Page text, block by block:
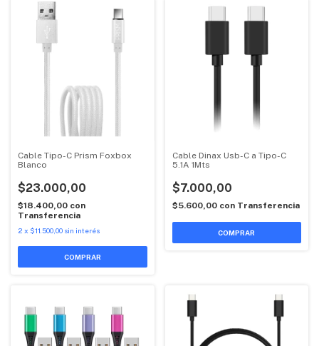
Cable Tipo-C Prism Foxbox
Blanco
$23.000,00
$18.400,00 con
Transferencia
2 x $11.500,00 sin interés
Cable Dinax Usb-C a Tipo-C
5.1A 1Mts
$7.000,00
$5.600,00 con Transferencia
COMPRAR